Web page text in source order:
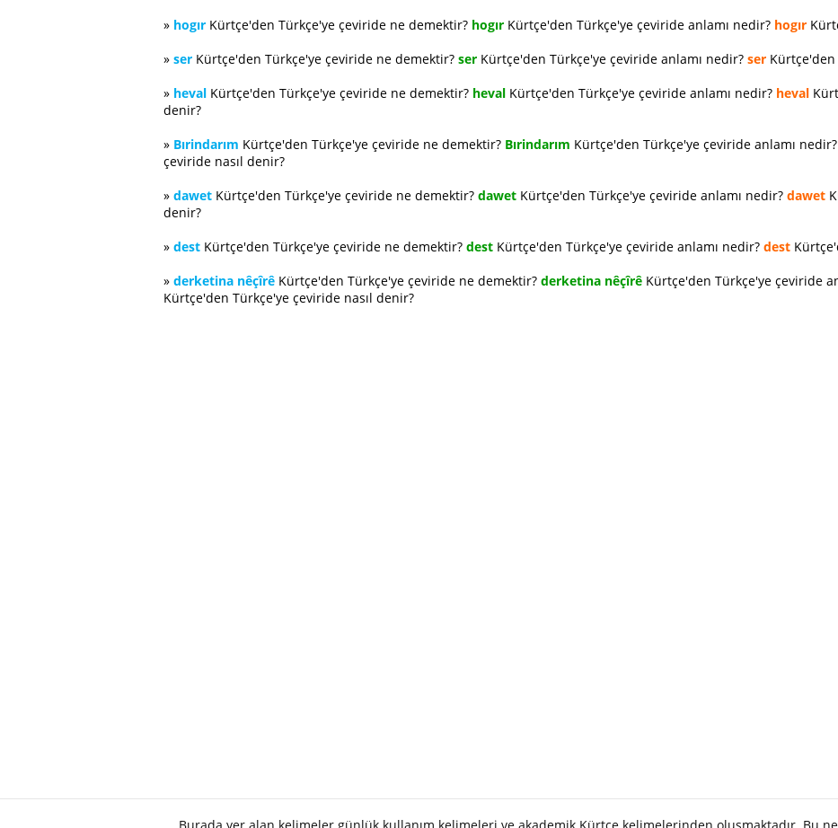
» hogır Kürtçe'den Türkçe'ye çeviride ne demektir? hogır Kürtçe'den Türkçe'ye çeviride anlamı nedir? hogır
» ser Kürtçe'den Türkçe'ye çeviride ne demektir? ser Kürtçe'den Türkçe'ye çeviride anlamı nedir? ser Kürtçe'den
» heval Kürtçe'den Türkçe'ye çeviride ne demektir? heval Kürtçe'den Türkçe'ye çeviride anlamı nedir? heval
denir?
» Bırindarım Kürtçe'den Türkçe'ye çeviride ne demektir? Bırindarım Kürtçe'den Türkçe'ye çeviride anlamı nedir?
çeviride nasıl denir?
» dawet Kürtçe'den Türkçe'ye çeviride ne demektir? dawet Kürtçe'den Türkçe'ye çeviride anlamı nedir? dawet
denir?
» dest Kürtçe'den Türkçe'ye çeviride ne demektir? dest Kürtçe'den Türkçe'ye çeviride anlamı nedir? dest
» derketina nêçîrê Kürtçe'den Türkçe'ye çeviride ne demektir? derketina nêçîrê Kürtçe'den Türkçe'ye çeviride
Kürtçe'den Türkçe'ye çeviride nasıl denir?